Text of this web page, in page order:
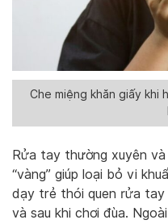
Che miệng khăn giấy khi
Rửa tay thường xuyên
“vàng” giúp loại bỏ vi
dạy trẻ thói quen rửa tay
và sau khi chơi đùa.